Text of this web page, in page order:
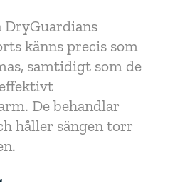
DryGuardians
känns precis som
samtidigt som de
De behandlar
håller sängen torr